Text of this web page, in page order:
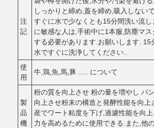
注
記
しっかりと締め,蓋を締め,吸入しない
すぐに水で少なくとも15分間洗い流
に敏感な人は,手術中に1本服,防塵マス
する必要があります.お願いします. 15
水ですぐに洗浄してください..
使
用
牛,鶏,魚,馬,豚 ..... について
製
品
機
粉の質を向上させ 粉の量を増やし パ
向上させ粉末の構造と発酵性能を向上
産でワート粘度を下げ,過濾性能を向
力を高めるために使用できる.また,他